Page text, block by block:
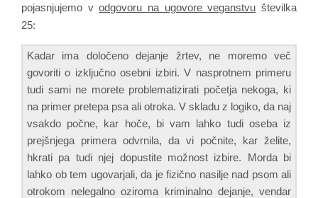
pojasnjujemo vodgovoru na ugovore veganstvu številka
25:
Kadar ima določeno dejanje žrtev, ne moremo več
govoriti o izključno osebni izbiri. V nasprotnem primeru
tudi sami ne morete problematizirati početja nekoga, ki
na primer pretepa psa ali otroka. V skladu z logiko, da naj
vsakdo počne, kar hoče, bi vam lahko tudi oseba iz
prejšnjega primera odvrnila, da vi počnite, kar želite,
hkrati pa tudi njej dopustite možnost izbire. Morda bi
lahko ob tem ugovarjali, da je fizično nasilje nad psom ali
otrokom nelegalno oziroma kriminalno dejanje, vendar